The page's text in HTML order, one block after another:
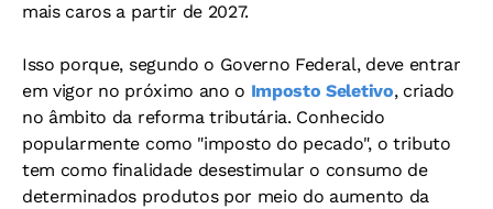
mais caros a partir de 2027.
Isso porque, segundo o Governo Federal, deve entrar
em vigor no próximo ano o Imposto Seletivo, criado
no âmbito da reforma tributária. Conhecido
popularmente como "imposto do pecado", o tributo
tem como finalidade desestimular o consumo de
determinados produtos por meio do aumento da